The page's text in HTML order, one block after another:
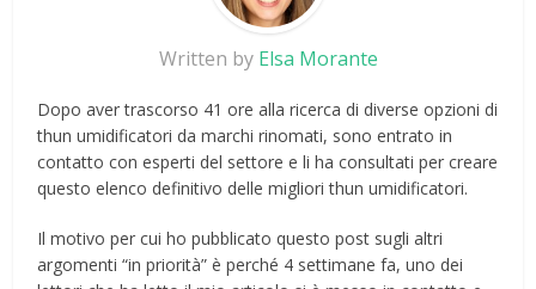
Written by Elsa Morante
Dopo aver trascorso 41 ore alla ricerca di diverse opzioni di
thun umidificatori da marchi rinomati, sono entrato in
contatto con esperti del settore e li ha consultati per creare
questo elenco definitivo delle migliori thun umidificatori.
Il motivo per cui ho pubblicato questo post sugli altri
argomenti “in priorità” è perché 4 settimane fa, uno dei